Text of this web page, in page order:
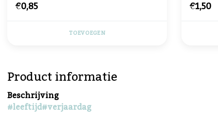
€0,85
TOEVOEGEN
€1,50
Product informatie
Beschrijving
#leeftijd#verjaardag